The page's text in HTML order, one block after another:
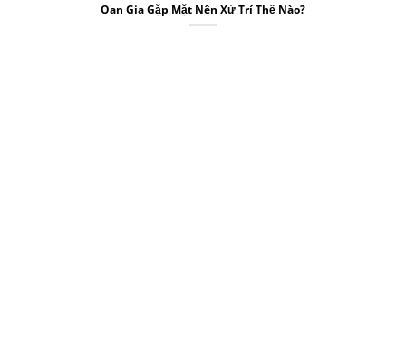
Oan Gia Gặp Mặt Nên Xử Trí Thế Nào?